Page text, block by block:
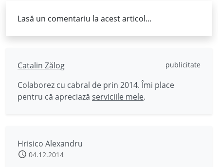
Lasă un comentariu la acest articol...
Catalin Zălog publicitate
Colaborez cu cabral de prin 2014. Îmi place
pentru că apreciază serviciile mele.
Hrisico Alexandru
04.12.2014